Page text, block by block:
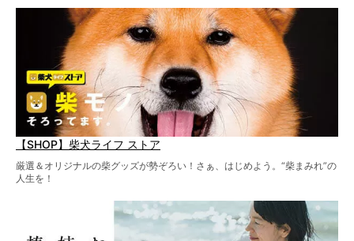
【SHOP】柴犬ライフ ストア
厳選＆オリジナルの柴グッズが勢ぞろい！さぁ、はじめよう。“柴まみれ”の
人生を！